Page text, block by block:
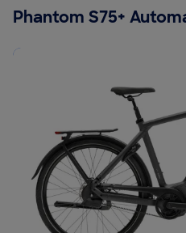
Phantom S75+